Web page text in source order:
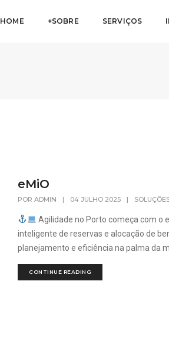
HOME +SOBRE SERVIÇOS
eMiO
PORADMIN | 04 JULHO 2025 |
Agilidade no Porto começa com o
inteligente de reservas e alocação de
planejamento e eficiência na palma da
CONTINUE READING